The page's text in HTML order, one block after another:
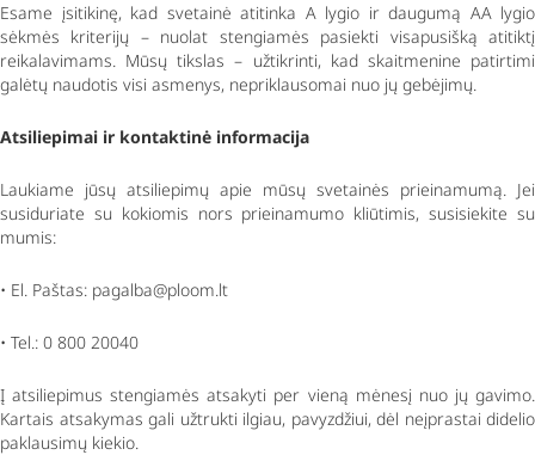
Esame įsitikinę, kad svetainė atitinka A lygio ir daugumą AA lygio
sėkmės kriterijų – nuolat stengiamės pasiekti visapusišką atitiktį
reikalavimams. Mūsų tikslas – užtikrinti, kad skaitmenine patirtimi
galėtų naudotis visi asmenys, nepriklausomai nuo jų gebėjimų.
Atsiliepimai ir kontaktinė informacija
Laukiame jūsų atsiliepimų apie mūsų svetainės prieinamumą. Jei
susiduriate su kokiomis nors prieinamumo kliūtimis, susisiekite su
mumis:
• El. Paštas: pagalba@ploom.lt
• Tel.: 0 800 20040
Į atsiliepimus stengiamės atsakyti per vieną mėnesį nuo jų gavimo.
Kartais atsakymas gali užtrukti ilgiau, pavyzdžiui, dėl neįprastai didelio
paklausimų kiekio.